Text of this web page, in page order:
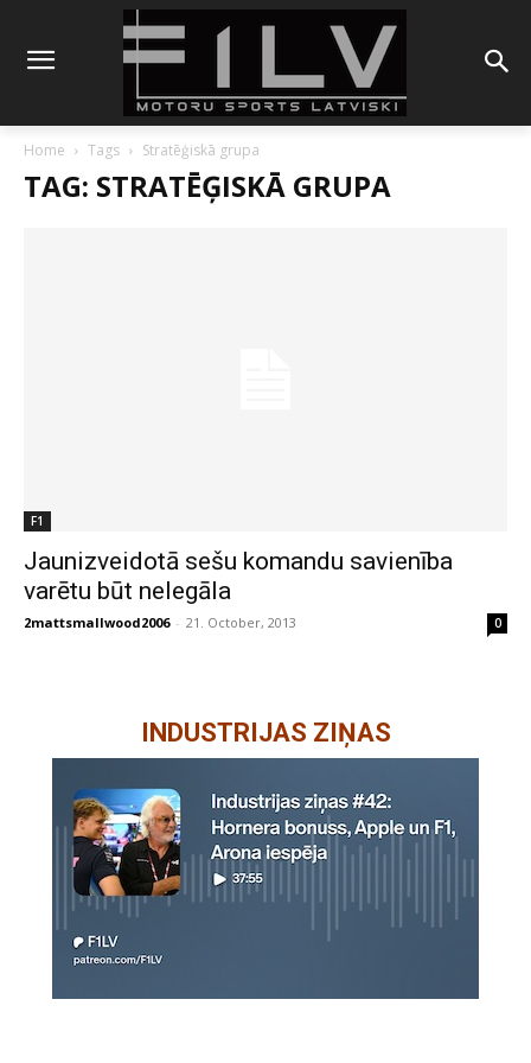
Home Tags Stratēģiskā grupa
TAG: STRATĒĢISKĀ GRUPA
F1
Jaunizveidotā sešu komandu savienība
varētu būt nelegāla
2mattsmallwood2006 - 21. October, 2013 0
INDUSTRIJAS ZIŅAS